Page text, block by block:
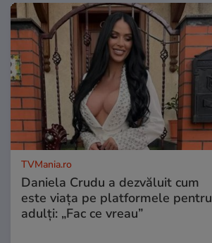
TVMania.ro
Daniela Crudu a dezvăluit cum
este viața pe platformele pentru
adulți: „Fac ce vreau”